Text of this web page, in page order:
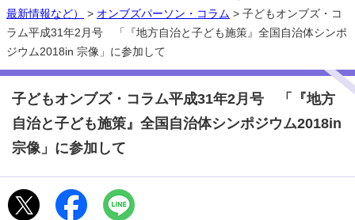
最新情報など）
> オンブズパーソン・コラム > 子どもオンブズ・コ
ラム平成31年2月号 「『地方自治と子ども施策』全国自治体シンポ
ジウム2018in 宗像」に参加して
子どもオンブズ・コラム平成31年2月号 「『地方
自治と子ども施策』全国自治体シンポジウム2018in
宗像」に参加して